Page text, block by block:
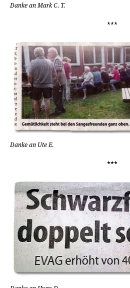
Danke an Mark C. T.
***
Danke an Ute E.
***